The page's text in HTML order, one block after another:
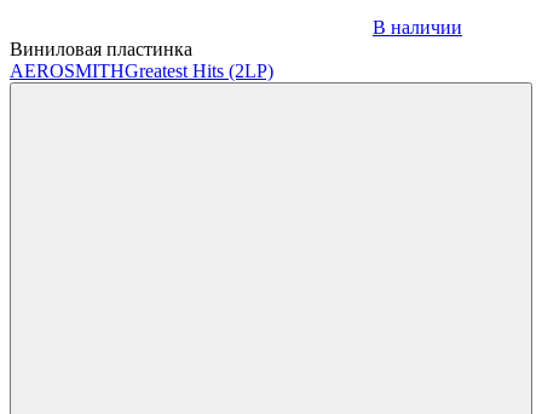
В наличии
Виниловая пластинка
AEROSMITHGreatest Hits (2LP)